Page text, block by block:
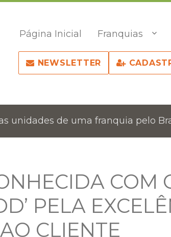
Página Inicial Franquias
NEWSLETTER
unidades de uma franquia pelo
COM
PELA
CLIENTE